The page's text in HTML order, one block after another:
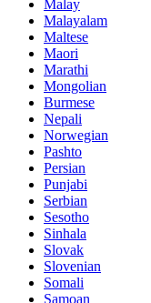
Malay
Malayalam
Maltese
Maori
Marathi
Mongolian
Burmese
Nepali
Norwegian
Pashto
Persian
Punjabi
Serbian
Sesotho
Sinhala
Slovak
Slovenian
Somali
Samoan